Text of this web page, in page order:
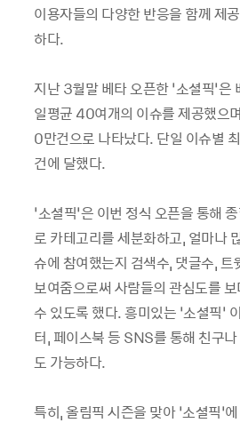
이용자들의 다양한 반응을 함께 제
하다.
지난 3월말 베타 오픈한 ‘소셜픽’은
일평균 40여개의 이슈를 제공했으
0만건으로 나타났다. 단일 이슈별
건에 달했다.
‘소셜픽’은 이번 정식 오픈을 통해
로 카테고리를 세분화하고, 얼마나
슈에 참여했는지 검색수, 댓글수, 트
보여줌으로써 사람들의 관심도를
수 있도록 했다. 흥미있는 ‘소셜픽’
터, 페이스북 등 SNS를 통해 친구
도 가능하다.
특히, 올림픽 시즌을 맞아 ‘소셜픽’